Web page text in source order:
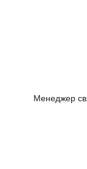
Менеджер